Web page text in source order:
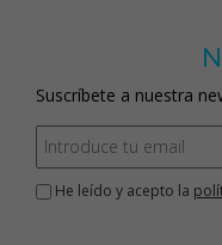
Suscríbete a nuestra
He leído y acepto la